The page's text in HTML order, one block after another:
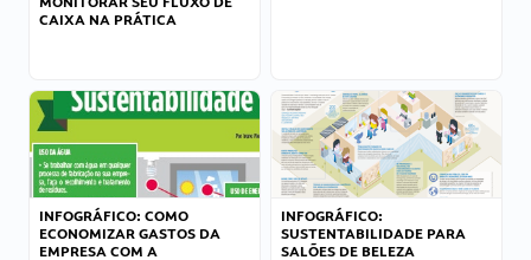
CAIXA NA PRÁTICA
INFOGRÁFICO: COMO
ECONOMIZAR GASTOS DA
EMPRESA COM A
INFOGRÁFICO:
SUSTENTABILIDADE PARA
SALÕES DE BELEZA